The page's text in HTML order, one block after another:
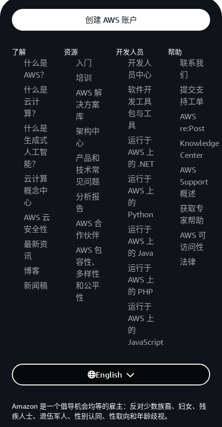
创建 AWS 账户
了解
什么是
AWS？
什么是
云计
算？
什么是
生成式
人工智
能？
云计算
概念中
心
AWS 云
安全性
最新资
讯
博客
新闻稿
资源
入门
培训
AWS 解
决方案
库
架构中
心
产品和
技术常
见问题
分析报
告
AWS 合
作伙伴
AWS 包
容性、
多样性
和公平
性
开发人员
开发人
员中心
软件开
发工具
包与工
具
运行于
AWS 上
的 .NET
运行于
AWS 上
的
Python
运行于
AWS 上
的 Java
运行于
AWS 上
的 PHP
运行于
AWS 上
的
JavaScript
帮助
联系我
们
提交支
持工单
AWS
re:Post
Knowledge
Center
AWS
Support
概述
获取专
家帮助
AWS 可
访问性
法律
English
Amazon 是一个倡导机会均等的雇主：反对少数族裔、妇女、残
疾人士、退伍军人、性别认同、性取向和年龄歧视。